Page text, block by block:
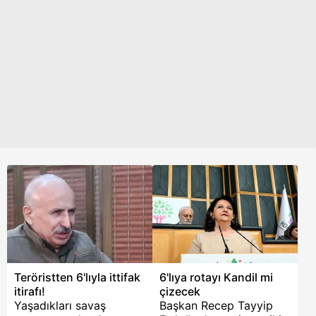
talimatın Kandil'den
geldiğini ve HDP ile aynı
kodları taşıyıp, PKK’yı
terör örgütü olarak
görmeyen Yeşil Sol'un
kirli dosyasınzı açmıştı...
İşte detaylar...
Teröristten 6'lıyla ittifak
itirafı!
Yaşadıkları savaş
6'lıya rotayı Kandil mi
çizecek
Başkan Recep Tayyip